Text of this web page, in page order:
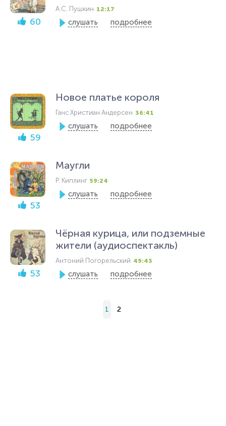
60
А.С. Пушкин 12:17
слушать подробнее
59
Новое платье короля
Ганс Христиан Андерсен 36:41
слушать подробнее
53
Маугли
Р. Киплинг 59:24
слушать подробнее
53
Чёрная курица, или подземные
жители (аудиоспектакль)
Антоний Погорельский 49:43
слушать подробнее
1 2